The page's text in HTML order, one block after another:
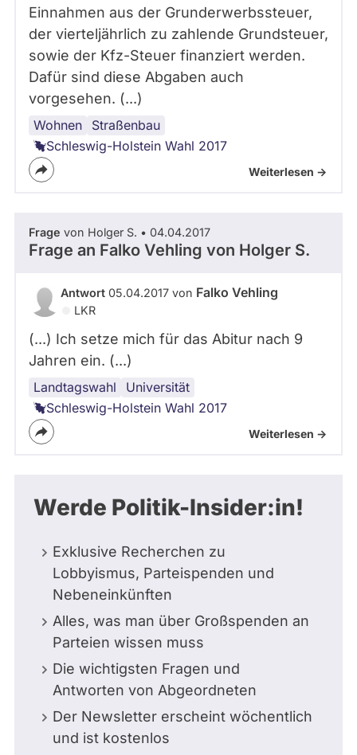
Einnahmen aus der Grunderwerbssteuer,
der vierteljährlich zu zahlende Grundsteuer,
sowie der Kfz-Steuer finanziert werden.
Dafür sind diese Abgaben auch
vorgesehen. (...)
Wohnen Straßenbau
Infrastruktur
Schleswig-Holstein Wahl 2017
Weiterlesen ->
Frage von Holger S. • 04.04.2017
Frage an Falko Vehling von Holger S.
Antwort 05.04.2017 von Falko Vehling
LKR
(...) Ich setze mich für das Abitur nach 9
Jahren ein. (...)
Landtagswahl Universität
Bildungspolitik
Schulpolitik
Schleswig-Holstein Wahl 2017
Weiterlesen ->
Werde Politik-Insider:in!
Exklusive Recherchen zu
Lobbyismus, Parteispenden und
Nebeneinkünften
Alles, was man über Großspenden an
Parteien wissen muss
Die wichtigsten Fragen und
Antworten von Abgeordneten
Der Newsletter erscheint wöchentlich
und ist kostenlos